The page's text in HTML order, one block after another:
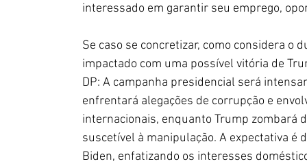
interessado em garantir seu emprego,
Se caso se concretizar, como considera o
impactado com uma possível vitória de
DP: A campanha presidencial será
enfrentará alegações de corrupção e
internacionais, enquanto Trump zombará
suscetível à manipulação. A expectativa
Biden, enfatizando os interesses